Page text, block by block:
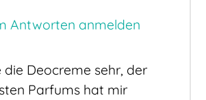
Antworten anmelden
die Deocreme sehr, der
Parfums hat mir